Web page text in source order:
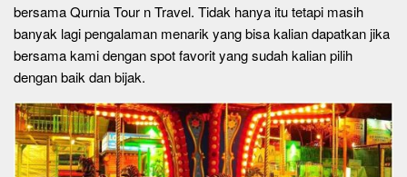
bersama Qurnia Tour n Travel. Tidak hanya itu tetapi masih
banyak lagi pengalaman menarik yang bisa kalian dapatkan jika
bersama kami dengan spot favorit yang sudah kalian pilih
dengan baik dan bijak.